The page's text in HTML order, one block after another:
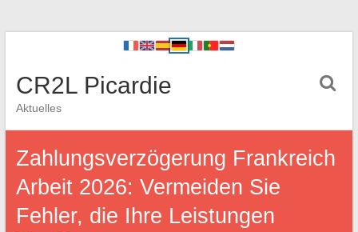
CR2L Picardie
Aktuelles
Zahlungsverzögerung Frankreich
Arbeit 2026: Vermeiden Sie
Fehler, die Ihre Leistungen